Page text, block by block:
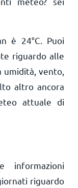
è 24°C . Puoi
riguardo alle
umidità, vento,
altro ancora
attuale di
informazioni
riguardo